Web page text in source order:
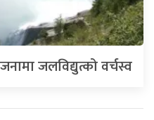
जलविद्युत्को वर्चस्व